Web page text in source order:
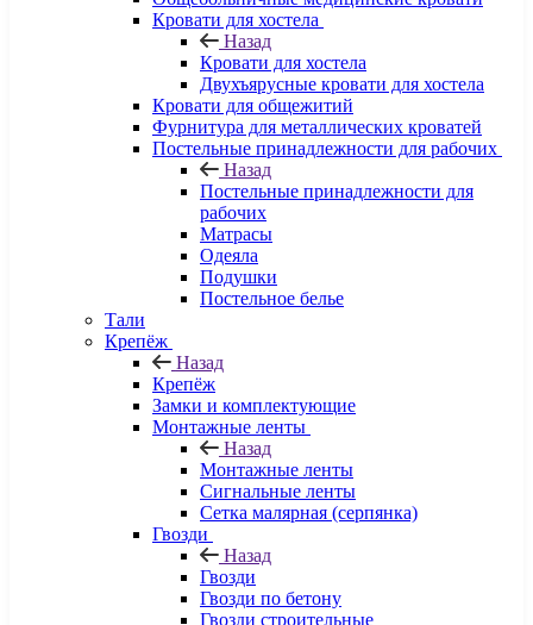
Кровати для хостела
Назад
Кровати для хостела
Двухъярусные кровати для хостела
Кровати для общежитий
Фурнитура для металлических кроватей
Постельные принадлежности для рабочих
Назад
Постельные принадлежности для
рабочих
Матрасы
Одеяла
Подушки
Постельное белье
Тали
Крепёж
Назад
Крепёж
Замки и комплектующие
Монтажные ленты
Назад
Монтажные ленты
Сигнальные ленты
Сетка малярная (серпянка)
Гвозди
Назад
Гвозди
Гвозди по бетону
Гвозди строительные